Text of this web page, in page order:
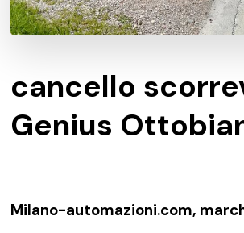
cancello
Genius
Milano-automazioni.com,